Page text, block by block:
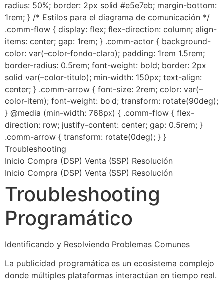
radius: 50%; border: 2px solid #e5e7eb; margin-bottom:
1rem; } /* Estilos para el diagrama de comunicación */
.comm-flow { display: flex; flex-direction: column; align-
items: center; gap: 1rem; } .comm-actor { background-
color: var(–color-fondo-claro); padding: 1rem 1.5rem;
border-radius: 0.5rem; font-weight: bold; border: 2px
solid var(–color-titulo); min-width: 150px; text-align:
center; } .comm-arrow { font-size: 2rem; color: var(–
color-item); font-weight: bold; transform: rotate(90deg);
} @media (min-width: 768px) { .comm-flow { flex-
direction: row; justify-content: center; gap: 0.5rem; }
.comm-arrow { transform: rotate(0deg); } }
Troubleshooting
Inicio Compra (DSP) Venta (SSP) Resolución
Inicio Compra (DSP) Venta (SSP) Resolución
Troubleshooting
Programático
Identificando y Resolviendo Problemas Comunes
La publicidad programática es un ecosistema complejo
donde múltiples plataformas interactúan en tiempo real.